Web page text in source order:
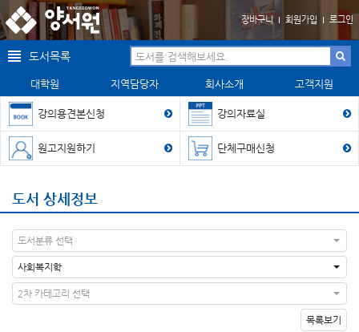
장바구니 회원가입 로그인
도서목록
대학원 지역담당자 회사소개 고객지원
강의용견본신청 강의자료실
원고지원하기 단체구매신청
도서 상세정보
도서분류 선택
사회복지학
2차 카테고리 선택
목록보기